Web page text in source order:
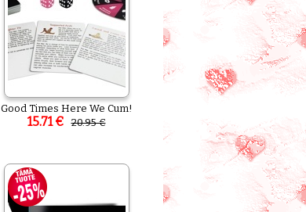
Good Times Here We Cum!
15.71 € 20.95 €